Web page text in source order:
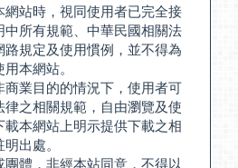
網站時，視同使用者已完全接
中所有規範、中華民國相關法
路規定及使用慣例，並不得為
本網站。
商業目的的情況下，使用者可
之相關規範，自由瀏覽及使
載本網站上明示提供下載之相
出處。
體，非經本站同意，不得以